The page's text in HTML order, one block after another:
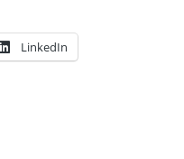
LinkedIn